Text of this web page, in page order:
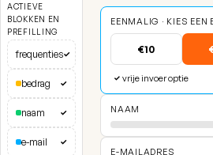
ACTIEVE
BLOKKEN EN
PREFILLING
frequenties✓
bedrag ✓
naam ✓
e-mail ✓
EENMALIG · KIES EEN
€10
✓ vrije invoer optie
NAAM
E-MAILADRES